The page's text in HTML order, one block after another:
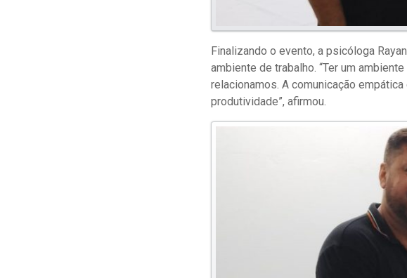
Finalizando o evento, a psicóloga
ambiente de trabalho. “Ter um
relacionamos. A comunicação
produtividade”, afirmou.